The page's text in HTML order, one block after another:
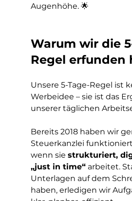
Augenhöhe. 🌟
Warum wir die
Regel erfunden
Unsere 5-Tage-Regel ist
Werbeidee – sie ist das
unserer täglichen
Bereits 2018 haben wir
Steuerkanzlei
wenn sie strukturiert,
„just in time“ arbeitet.
Unterlagen auf dem
haben, erledigen wir